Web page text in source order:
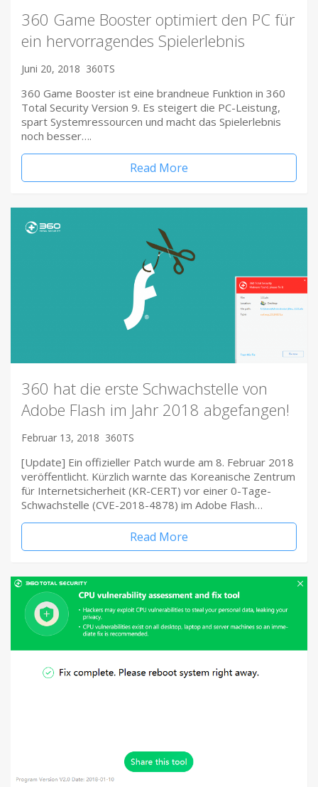
360 Game Booster optimiert den PC für
ein hervorragendes Spielerlebnis
Juni 20, 2018 360TS
360 Game Booster ist eine brandneue Funktion in 360
Total Security Version 9. Es steigert die PC-Leistung,
spart Systemressourcen und macht das Spielerlebnis
noch besser….
Read More
360 hat die erste Schwachstelle von
Adobe Flash im Jahr 2018 abgefangen!
Februar 13, 2018 360TS
[Update] Ein offizieller Patch wurde am 8. Februar 2018
veröffentlicht. Kürzlich warnte das Koreanische Zentrum
für Internetsicherheit (KR-CERT) vor einer 0-Tage-
Schwachstelle (CVE-2018-4878) im Adobe Flash…
Read More